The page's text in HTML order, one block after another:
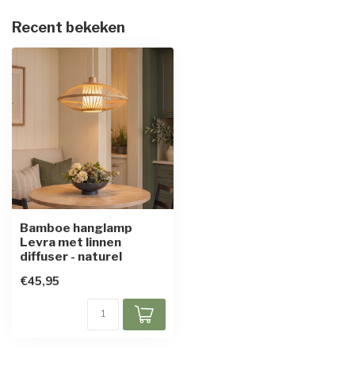
Recent bekeken
Bamboe hanglamp
Levra met linnen
diffuser - naturel
€45,95